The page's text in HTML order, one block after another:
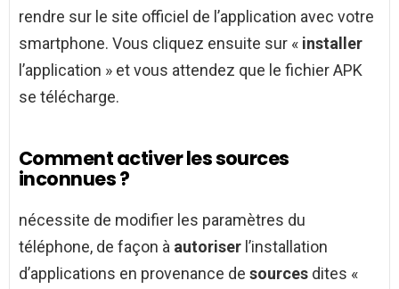
rendre sur le site officiel de l’application avec votre
smartphone. Vous cliquez ensuite sur « installer
l’application » et vous attendez que le fichier APK
se télécharge.
Comment activer les sources
inconnues ?
nécessite de modifier les paramètres du
téléphone, de façon à autoriser l’installation
d’applications en provenance de sources dites «